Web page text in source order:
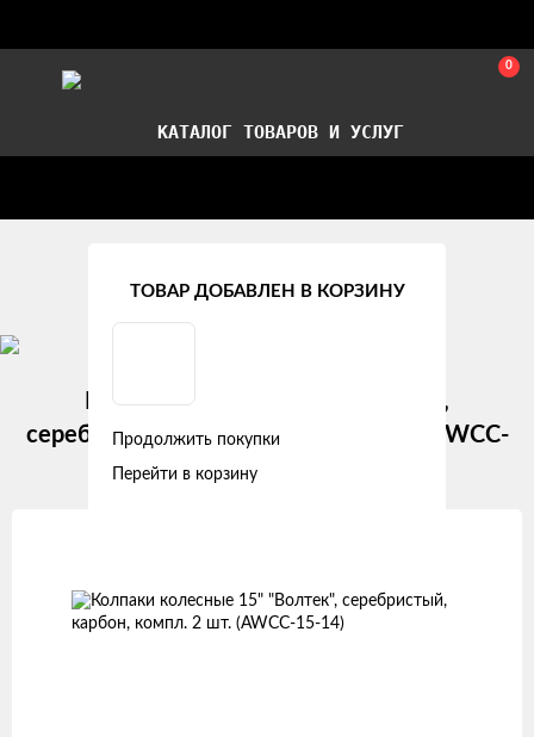
0
КАТАЛОГ ТОВАРОВ И УСЛУГ
Колпаки колесные 15" "Волтек",
серебристый, карбон, компл. 2 шт. (AWCC-
15-14)
ТОВАР ДОБАВЛЕН В КОРЗИНУ
Продолжить покупки
Перейти в корзину